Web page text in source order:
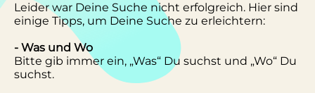
Leider war Deine Suche nicht erfolgreich. Hier sind
einige Tipps, um Deine Suche zu erleichtern:
- Was und Wo
Bitte gib immer ein, „Was“ Du suchst und „Wo“ Du
suchst.